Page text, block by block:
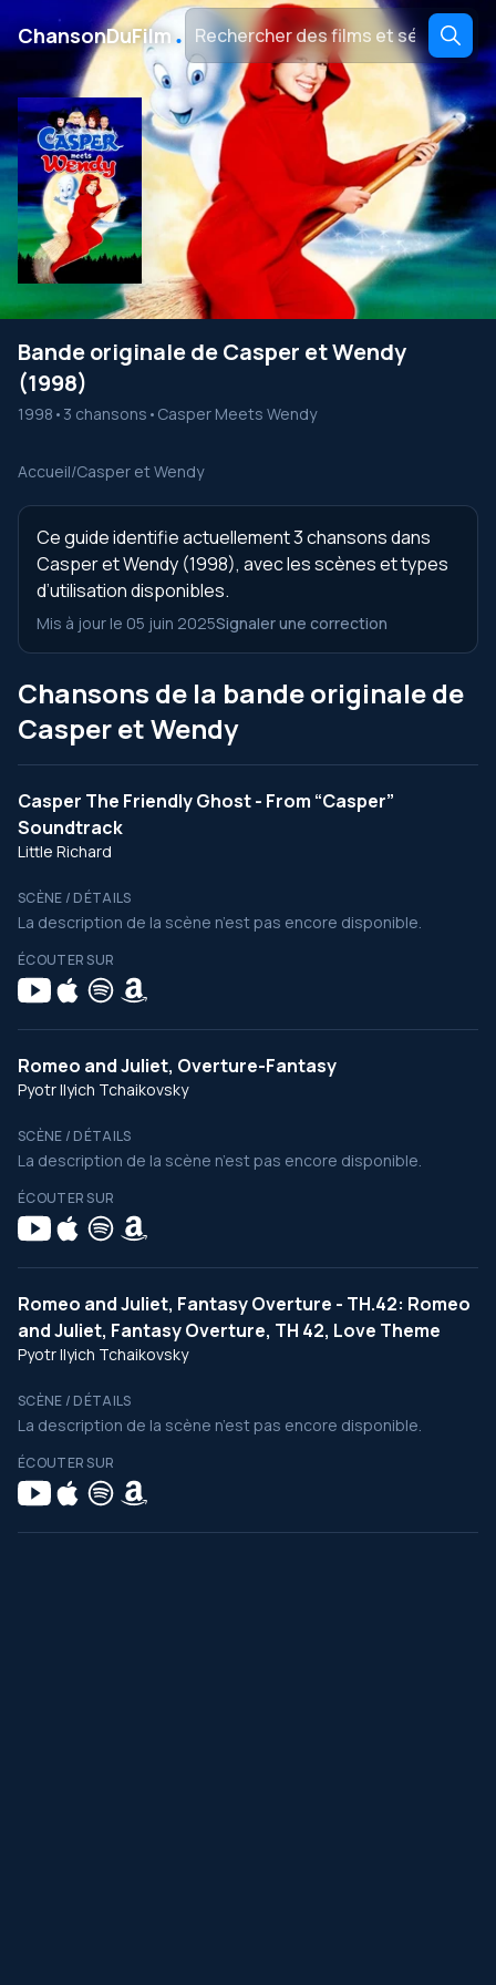
ChansonDuFilm․
Bande originale de Casper et Wendy
(1998)
1998 • 3 chansons • Casper Meets Wendy
Accueil/Casper et Wendy
Ce guide identifie actuellement 3 chansons dans
Casper et Wendy (1998), avec les scènes et types
d’utilisation disponibles.
Mis à jour le 05 juin 2025Signaler une correction
Chansons de la bande originale de
Casper et Wendy
Casper The Friendly Ghost - From “Casper”
Soundtrack
Little Richard
SCÈNE / DÉTAILS
La description de la scène n’est pas encore disponible.
ÉCOUTER SUR
Romeo and Juliet, Overture-Fantasy
Pyotr Ilyich Tchaikovsky
SCÈNE / DÉTAILS
La description de la scène n’est pas encore disponible.
ÉCOUTER SUR
Romeo and Juliet, Fantasy Overture - TH.42: Romeo
and Juliet, Fantasy Overture, TH 42, Love Theme
Pyotr Ilyich Tchaikovsky
SCÈNE / DÉTAILS
La description de la scène n’est pas encore disponible.
ÉCOUTER SUR